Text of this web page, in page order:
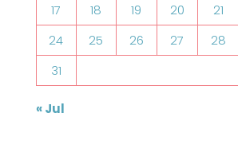
17
18 19 20 21
24
25 26 27 28
31
« Jul